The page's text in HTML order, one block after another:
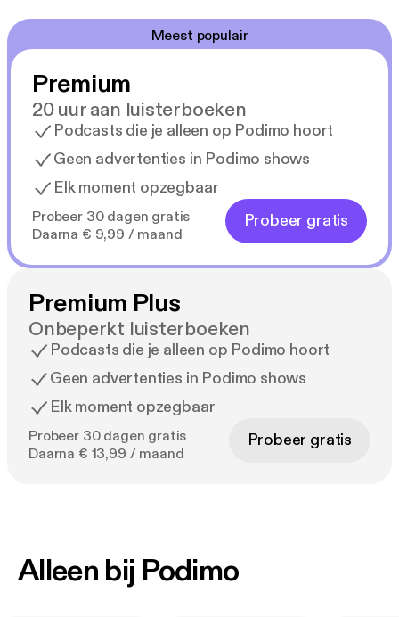
Meest populair
Premium
20 uur aan luisterboeken
Podcasts die je alleen op Podimo hoort
Geen advertenties in Podimo shows
Elk moment opzegbaar
Probeer 30 dagen gratis
Daarna € 9,99 / maand
Probeer gratis
Premium Plus
Onbeperkt luisterboeken
Podcasts die je alleen op Podimo hoort
Geen advertenties in Podimo shows
Elk moment opzegbaar
Probeer 30 dagen gratis
Daarna € 13,99 / maand
Probeer gratis
Alleen bij Podimo